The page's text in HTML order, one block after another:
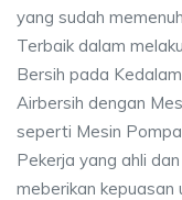
yang sudah
Terbaik dalam
Bersih pada
Airbersih dengan
seperti Mesin
Pekerja yang ahli
meberikan kepuasan